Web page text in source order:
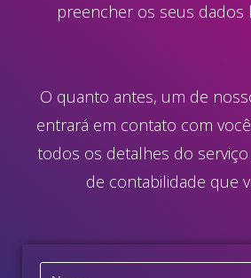
preencher os seus dados
O quanto antes, um de
entrará em contato com
todos os detalhes do
de contabilidade que